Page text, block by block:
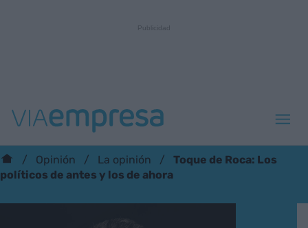
Opinión La opinión
Toque de Roca: Los
políticos de antes y los de ahora